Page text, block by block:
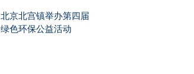
北京北宫镇举办第四届
绿色环保公益活动